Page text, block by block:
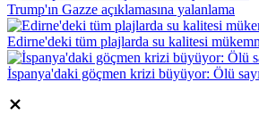
Trump'ın Gazze açıklamasına yalanlama
Edirne'deki tüm plajlarda su kalitesi
İspanya'daki göçmen krizi büyüyor: Ölü